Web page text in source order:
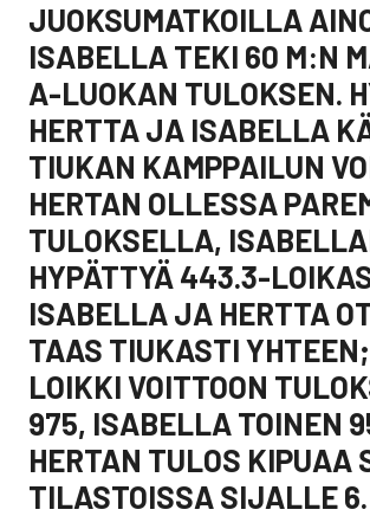
JUOKSUMATKOILLA
ISABELLA TEKI 60 M:N
A-LUOKAN TULOKSEN.
HERTTA JA ISABELLA
TIUKAN KAMPPAILUN
HERTAN OLLESSA
TULOKSELLA,
HYPÄTTYÄ 443.3-
ISABELLA JA HERTTA
TAAS TIUKASTI
LOIKKI VOITTOON
975, ISABELLA TOINEN
HERTAN TULOS KIPUAA
TILASTOISSA SIJALLE 6.